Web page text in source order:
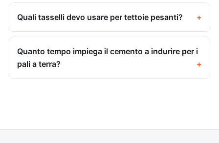
Quali tasselli devo usare per tettoie pesanti?
Quanto tempo impiega il cemento a indurire per i
pali a terra?